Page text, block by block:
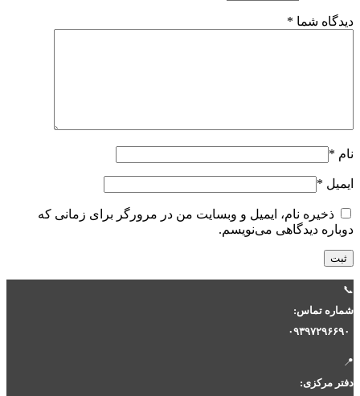
دیدگاه شما *
نام *
ایمیل *
ذخیره نام، ایمیل و وبسایت من در مرورگر برای زمانی که
دوباره دیدگاهی می‌نویسم.
📞
شماره تماس:
۰۹۳۹۷۲۹۶۶۹۰
📍
دفتر مرکزی: